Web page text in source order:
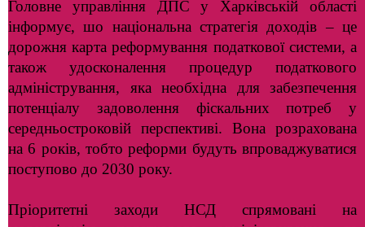
Головне управління ДПС у Харківській області
інформує, шо національна стратегія доходів – це
дорожня карта реформування податкової системи, а
також удосконалення процедур податкового
адміністрування, яка необхідна для забезпечення
потенціалу задоволення фіскальних потреб у
середньостроковій перспективі. Вона розрахована
на 6 років, тобто реформи будуть впроваджуватися
поступово до 2030 року.
Пріоритетні заходи НСД спрямовані на